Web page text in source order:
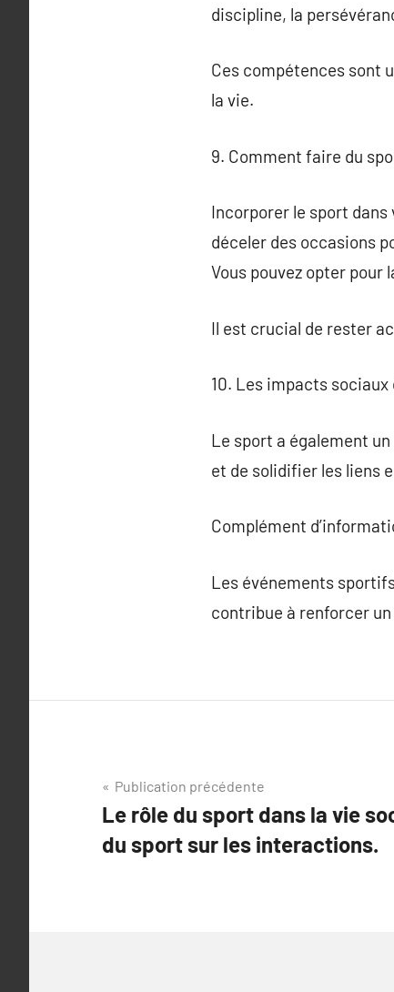
discipline, la
Ces compétences sont
la vie.
9. Comment faire du
Incorporer le sport
déceler des occasions
Vous pouvez opter
Il est crucial de rester
10. Les impacts sociaux
Le sport a également
et de solidifier les liens
Complément
Les événements
contribue à renforcer
Navigation
de
l’article
Publication précédente
Le rôle du sport dans la vie
du sport sur les interactions.